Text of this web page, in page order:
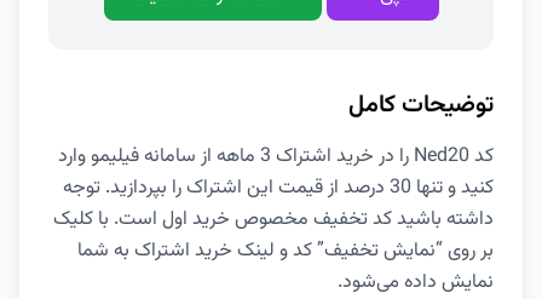
توضیحات کامل
کد Ned20 را در خرید اشتراک 3 ماهه از سامانه فیلیمو وارد
کنید و تنها 30 درصد از قیمت این اشتراک را بپردازید. توجه
داشته باشید کد تخفیف مخصوص خرید اول است. با کلیک
بر روی “نمایش تخفیف” کد و لینک خرید اشتراک به شما
نمایش داده می‌شود.